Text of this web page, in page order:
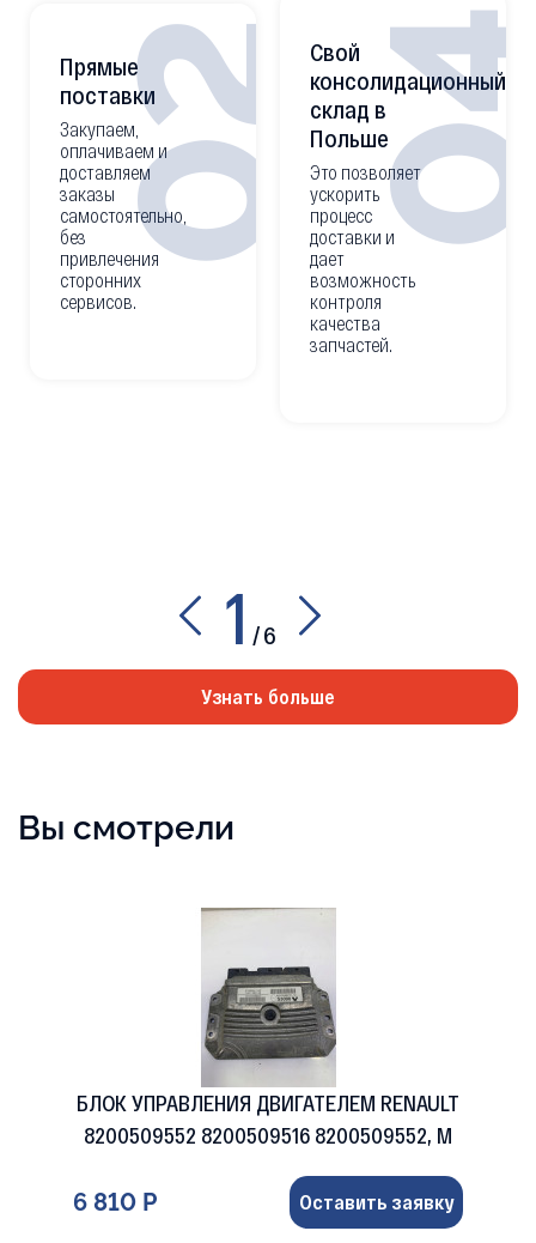
02
Прямые
поставки
Закупаем,
оплачиваем и
доставляем
заказы
самостоятельно,
без
привлечения
сторонних
сервисов.
Свой
консолидационный
склад в
Польше
Это позволяет
ускорить
процесс
доставки и
дает
возможность
контроля
качества
запчастей.
1 /6
Узнать больше
Вы смотрели
БЛОК УПРАВЛЕНИЯ ДВИГАТЕЛЕМ RENAULT
8200509552 8200509516 8200509552, M
6 810 Р Оставить заявку